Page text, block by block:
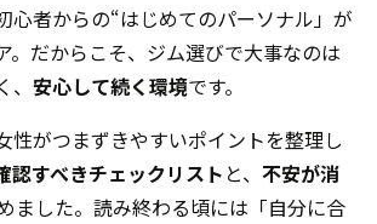
心者からの“はじめてのパーソナル」が
。だからこそ、ジム選びで大事なのは
安心して続く環境です。
性がつまずきやすいポイントを整理し
認すべきチェックリスト と、 不安が消
ました。読み終わる頃には「自分に合